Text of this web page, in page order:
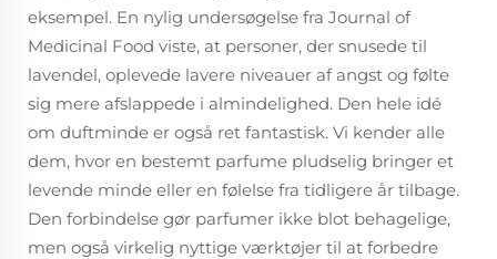
eksempel. En nylig undersøgelse fra Journal of
Medicinal Food viste, at personer, der snusede til
lavendel, oplevede lavere niveauer af angst og følte
sig mere afslappede i almindelighed. Den hele idé
om duftminde er også ret fantastisk. Vi kender alle
dem, hvor en bestemt parfume pludselig bringer et
levende minde eller en følelse fra tidligere år tilbage.
Den forbindelse gør parfumer ikke blot behagelige,
men også virkelig nyttige værktøjer til at forbedre